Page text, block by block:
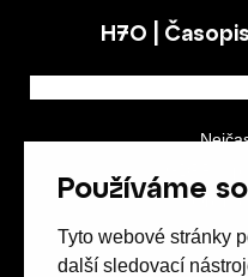
Používáme
Tyto webové stránky
další sledovací
H7O |